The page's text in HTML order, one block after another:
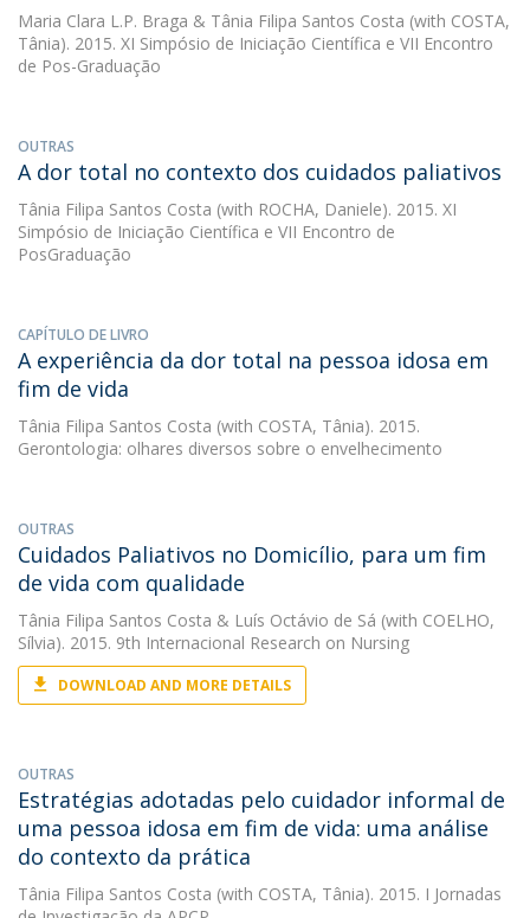
Maria Clara L.P. Braga & Tânia Filipa Santos Costa (with COSTA,
Tânia). 2015. XI Simpósio de Iniciação Científica e VII Encontro
de Pos-Graduação
OUTRAS
A dor total no contexto dos cuidados paliativos
Tânia Filipa Santos Costa (with ROCHA, Daniele). 2015. XI
Simpósio de Iniciação Científica e VII Encontro de
PosGraduação
CAPÍTULO DE LIVRO
A experiência da dor total na pessoa idosa em
fim de vida
Tânia Filipa Santos Costa (with COSTA, Tânia). 2015.
Gerontologia: olhares diversos sobre o envelhecimento
OUTRAS
Cuidados Paliativos no Domicílio, para um fim
de vida com qualidade
Tânia Filipa Santos Costa & Luís Octávio de Sá (with COELHO,
Sílvia). 2015. 9th Internacional Research on Nursing
DOWNLOAD AND MORE DETAILS
OUTRAS
Estratégias adotadas pelo cuidador informal de
uma pessoa idosa em fim de vida: uma análise
do contexto da prática
Tânia Filipa Santos Costa (with COSTA, Tânia). 2015. I Jornadas